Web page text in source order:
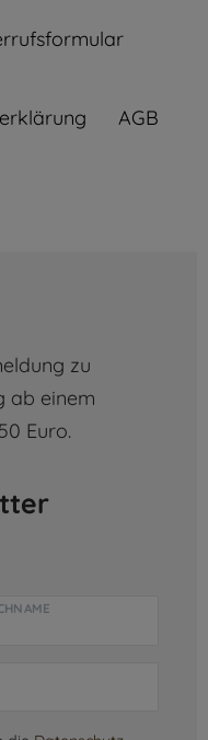
AGB
zu
ab einem
Euro.